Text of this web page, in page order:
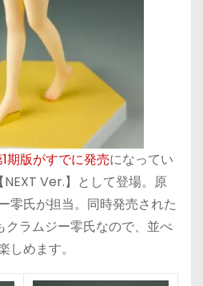
期版がすでに発売になってい
Ver.】として登場。原
零氏が担当。同時発売された
クラムジー零氏なので、並べ
しめます。